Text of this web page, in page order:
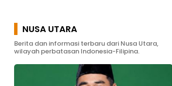
Pemberdayaan
Masyarakat
NUSA UTARA
Berita dan informasi terbaru dari Nusa Utara,
wilayah perbatasan Indonesia-Filipina.